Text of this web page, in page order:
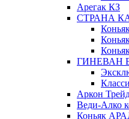
Арегак КЗ
СТРАНА
ГИНЕВАН
Аркон
Веди-Алко
Коньяк